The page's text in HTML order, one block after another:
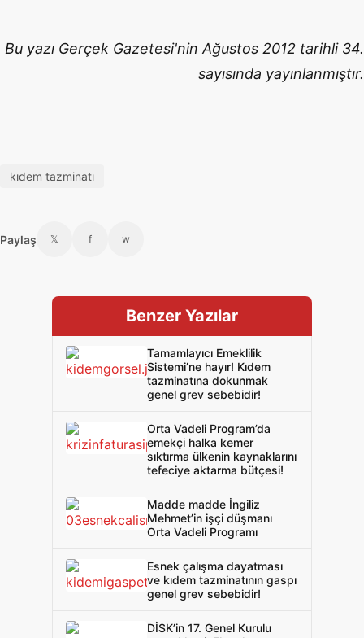
Bu yazı Gerçek Gazetesi'nin Ağustos 2012 tarihli 34.
sayısında yayınlanmıştır.
kıdem tazminatı
Paylaş 𝕏 f w
Benzer Yazılar
Tamamlayıcı Emeklilik
Sistemi’ne hayır! Kıdem
tazminatına dokunmak
genel grev sebebidir!
Orta Vadeli Program’da
emekçi halka kemer
sıktırma ülkenin kaynaklarını
tefeciye aktarma bütçesi!
Madde madde İngiliz
Mehmet’in işçi düşmanı
Orta Vadeli Programı
Esnek çalışma dayatması
ve kıdem tazminatının gaspı
genel grev sebebidir!
DİSK’in 17. Genel Kurulu